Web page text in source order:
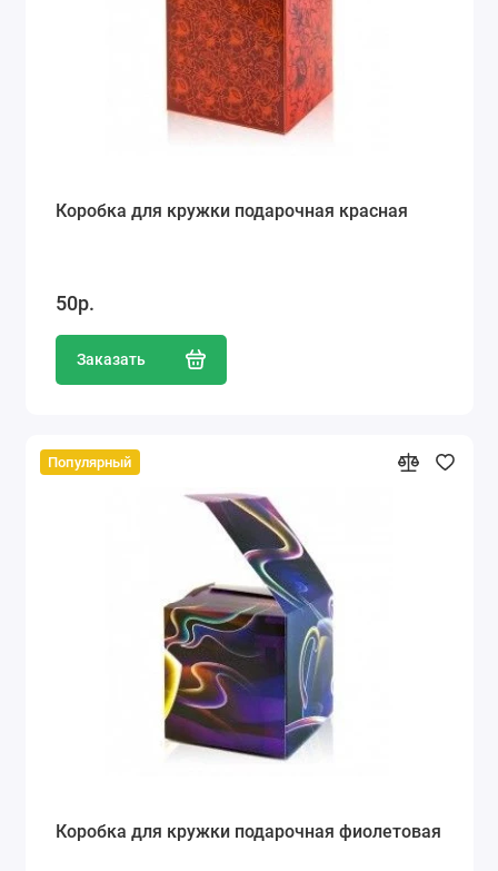
Коробка для кружки подарочная красная
50р.
Заказать
Популярный
Коробка для кружки подарочная фиолетовая